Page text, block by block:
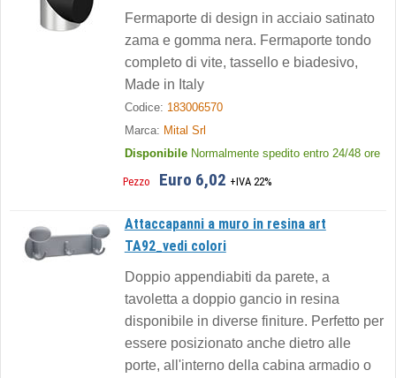
Fermaporte di design in acciaio satinato
zama e gomma nera. Fermaporte tondo
completo di vite, tassello e biadesivo,
Made in Italy
Codice: 183006570
Marca: Mital Srl
Disponibile Normalmente spedito entro 24/48 ore
Pezzo Euro 6,02 +IVA 22%
Attaccapanni a muro in resina art
TA92_vedi colori
Doppio appendiabiti da parete, a
tavoletta a doppio gancio in resina
disponibile in diverse finiture. Perfetto per
essere posizionato anche dietro alle
porte, all'interno della cabina armadio o